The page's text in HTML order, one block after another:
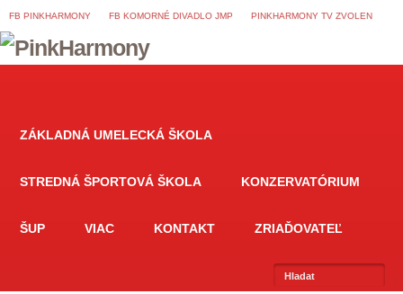
FB PINKHARMONY FB KOMORNÉ DIVADLO JMP PINKHARMONY TV ZVOLEN
ZÁKLADNÁ UMELECKÁ ŠKOLA
STREDNÁ ŠPORTOVÁ ŠKOLA KONZERVATÓRIUM
ŠUP VIAC KONTAKT ZRIAĎOVATEĽ